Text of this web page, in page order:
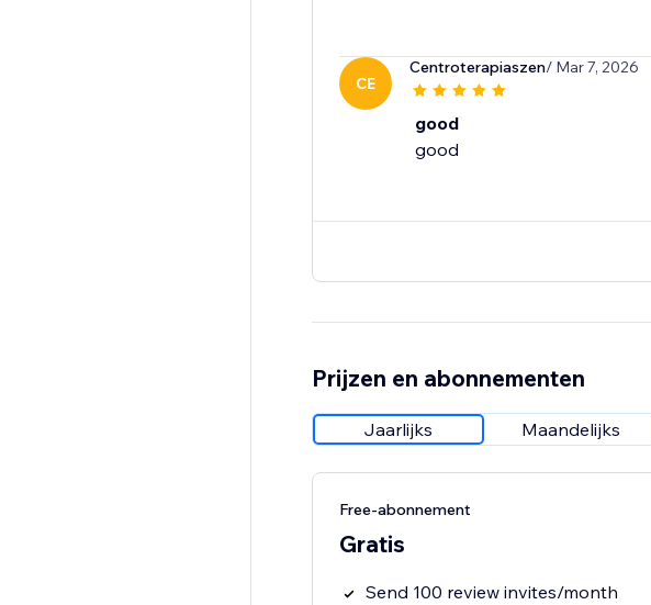
CE
Centroterapiaszen/ Mar 7, 2026
good
good
Prijzen en abonnementen
Jaarlijks Maandelijks
Free-abonnement
Gratis
Send 100 review invites/month